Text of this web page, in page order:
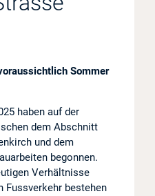
Sommer
haben auf der
dem Abschnitt
und dem
begonnen.
Verhältnisse
Fussverkehr bestehen